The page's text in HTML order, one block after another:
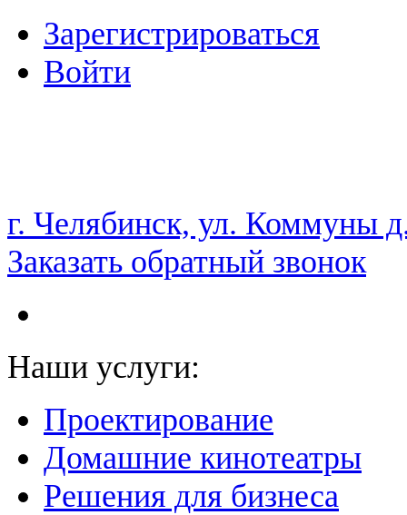
Зарегистрироваться
Войти
НАМ ДОВЕРЯЮТ С 2003 ГОДА
г. Челябинск, ул. Коммуны
Заказать обратный звонок
Наши услуги:
Проектирование
Домашние кинотеатры
Решения для бизнеса